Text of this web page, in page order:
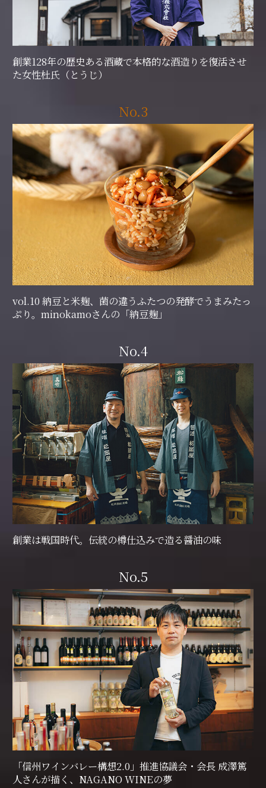
創業128年の歴史ある酒蔵で本格的な酒造りを復活させ
た女性杜氏（とうじ）
No.3
vol.10 納豆と米麹、菌の違うふたつの発酵でうまみたっ
ぷり。minokamoさんの「納豆麹」
No.4
創業は戦国時代。伝統の樽仕込みで造る醤油の味
No.5
「信州ワインバレー構想2.0」推進協議会・会長 成澤篤
人さんが描く、NAGANO WINEの夢